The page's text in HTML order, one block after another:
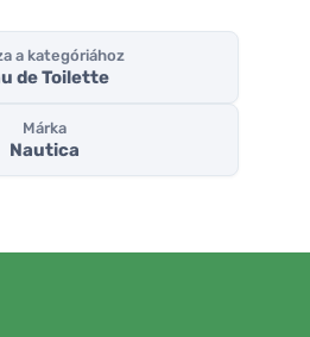
a kategóriához
de Toilette
Márka
Nautica